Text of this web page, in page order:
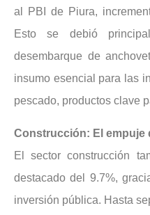
al PBI de Piura,
Esto se debió
desembarque de
insumo esencial para las
pescado, productos clave
Construcción: El empuje
El sector construcción
destacado del 9.7%,
inversión pública. Hasta